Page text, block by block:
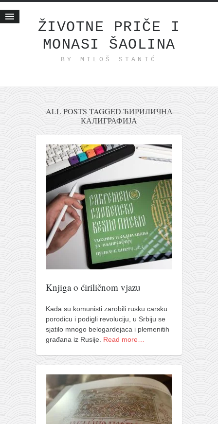
ŽIVOTNE PRIČE I
MONASI ŠAOLINA
BY MILOŠ STANIĆ
Životne priče
internet poslovanje
ishranom do zdravlja
moj haiku
bonus sadržaj
Svetlopis
zakonopravilo
duhovni otac
pravoslavlje
zabranjena istorija
ćirilica
porodične priče
umesto tvitera
azbuki i knjige
Okinava karate
najnovije na blogu
moje beleške
istorija karatea
bubishi
ALL POSTS TAGGED ЋИРИЛИЧНА
КАЛИГРАФИЈА
Knjiga o ćiriličnom vjazu
Kada su komunisti zarobili rusku carsku
porodicu i podigli revoluciju, u Srbiju se
sjatilo mnogo belogardejaca i plemenitih
građana iz Rusije. Read more…